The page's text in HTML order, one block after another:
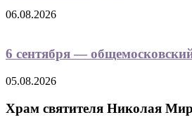
06.08.2026
6 сентября —
05.08.2026
Храм святителя Николая